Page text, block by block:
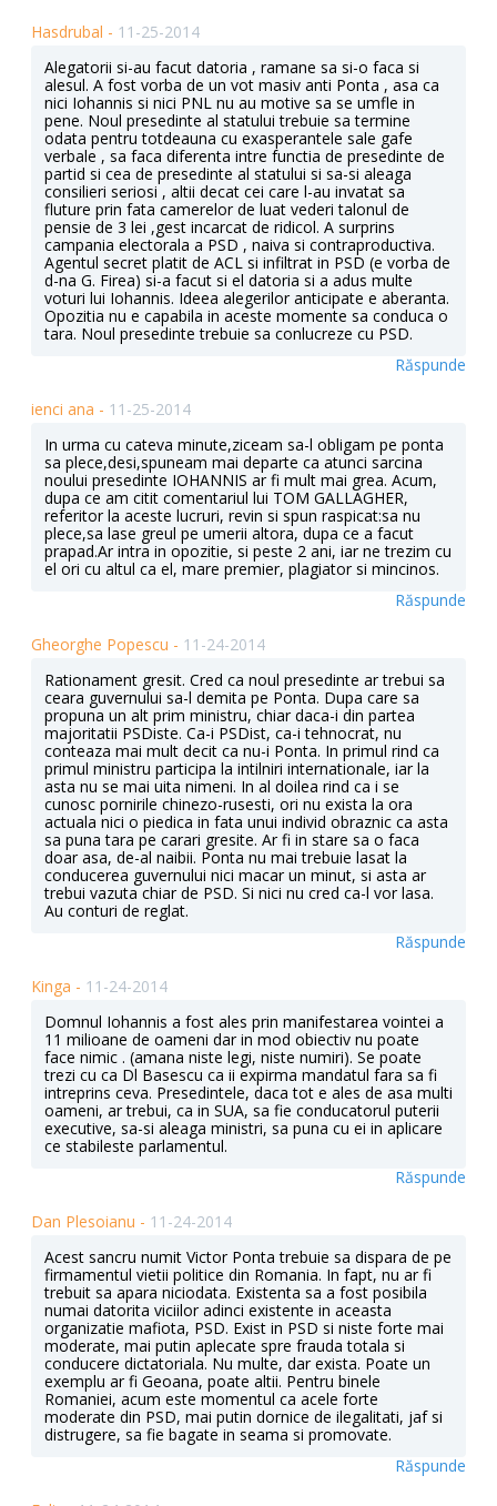
Hasdrubal - 11-25-2014
Alegatorii si-au facut datoria , ramane sa si-o faca si
alesul. A fost vorba de un vot masiv anti Ponta , asa ca
nici Iohannis si nici PNL nu au motive sa se umfle in
pene. Noul presedinte al statului trebuie sa termine
odata pentru totdeauna cu exasperantele sale gafe
verbale , sa faca diferenta intre functia de presedinte de
partid si cea de presedinte al statului si sa-si aleaga
consilieri seriosi , altii decat cei care l-au invatat sa
fluture prin fata camerelor de luat vederi talonul de
pensie de 3 lei ,gest incarcat de ridicol. A surprins
campania electorala a PSD , naiva si contraproductiva.
Agentul secret platit de ACL si infiltrat in PSD (e vorba de
d-na G. Firea) si-a facut si el datoria si a adus multe
voturi lui Iohannis. Ideea alegerilor anticipate e aberanta.
Opozitia nu e capabila in aceste momente sa conduca o
tara. Noul presedinte trebuie sa conlucreze cu PSD.
Răspunde
ienci ana - 11-25-2014
In urma cu cateva minute,ziceam sa-l obligam pe ponta
sa plece,desi,spuneam mai departe ca atunci sarcina
noului presedinte IOHANNIS ar fi mult mai grea. Acum,
dupa ce am citit comentariul lui TOM GALLAGHER,
referitor la aceste lucruri, revin si spun raspicat:sa nu
plece,sa lase greul pe umerii altora, dupa ce a facut
prapad.Ar intra in opozitie, si peste 2 ani, iar ne trezim cu
el ori cu altul ca el, mare premier, plagiator si mincinos.
Răspunde
Gheorghe Popescu - 11-24-2014
Rationament gresit. Cred ca noul presedinte ar trebui sa
ceara guvernului sa-l demita pe Ponta. Dupa care sa
propuna un alt prim ministru, chiar daca-i din partea
majoritatii PSDiste. Ca-i PSDist, ca-i tehnocrat, nu
conteaza mai mult decit ca nu-i Ponta. In primul rind ca
primul ministru participa la intilniri internationale, iar la
asta nu se mai uita nimeni. In al doilea rind ca i se
cunosc pornirile chinezo-rusesti, ori nu exista la ora
actuala nici o piedica in fata unui individ obraznic ca asta
sa puna tara pe carari gresite. Ar fi in stare sa o faca
doar asa, de-al naibii. Ponta nu mai trebuie lasat la
conducerea guvernului nici macar un minut, si asta ar
trebui vazuta chiar de PSD. Si nici nu cred ca-l vor lasa.
Au conturi de reglat.
Răspunde
Kinga - 11-24-2014
Domnul Iohannis a fost ales prin manifestarea vointei a
11 milioane de oameni dar in mod obiectiv nu poate
face nimic . (amana niste legi, niste numiri). Se poate
trezi cu ca Dl Basescu ca ii expirma mandatul fara sa fi
intreprins ceva. Presedintele, daca tot e ales de asa multi
oameni, ar trebui, ca in SUA, sa fie conducatorul puterii
executive, sa-si aleaga ministri, sa puna cu ei in aplicare
ce stabileste parlamentul.
Răspunde
Dan Plesoianu - 11-24-2014
Acest sancru numit Victor Ponta trebuie sa dispara de pe
firmamentul vietii politice din Romania. In fapt, nu ar fi
trebuit sa apara niciodata. Existenta sa a fost posibila
numai datorita viciilor adinci existente in aceasta
organizatie mafiota, PSD. Exist in PSD si niste forte mai
moderate, mai putin aplecate spre frauda totala si
conducere dictatoriala. Nu multe, dar exista. Poate un
exemplu ar fi Geoana, poate altii. Pentru binele
Romaniei, acum este momentul ca acele forte
moderate din PSD, mai putin dornice de ilegalitati, jaf si
distrugere, sa fie bagate in seama si promovate.
Răspunde